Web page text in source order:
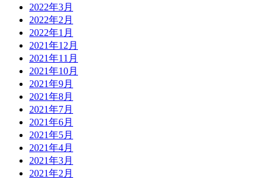
2022年3月
2022年2月
2022年1月
2021年12月
2021年11月
2021年10月
2021年9月
2021年8月
2021年7月
2021年6月
2021年5月
2021年4月
2021年3月
2021年2月